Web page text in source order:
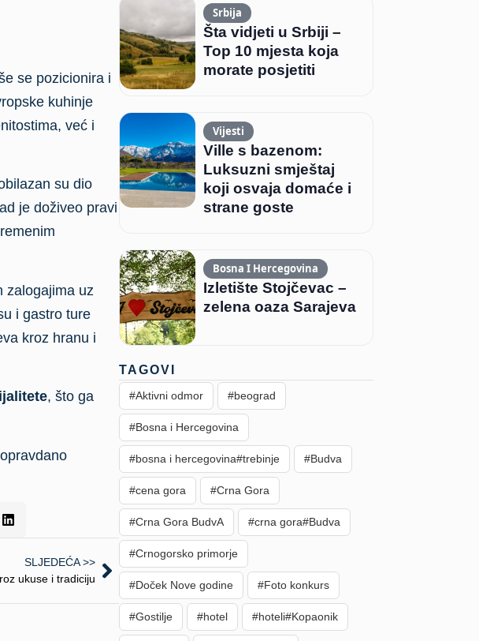
se pozicionira i
kuhinje
već i
su dio
je doživeo pravi
zalogajima uz
i gastro ture
kroz hranu i
, što ga
SLJEDEĆA >>
ukuse i tradiciju
Srbija
Šta vidjeti u Srbiji –
Top 10 mjesta koja
morate posjetiti
Vijesti
Ville s bazenom:
Luksuzni smještaj
koji osvaja domaće i
strane goste
Bosna I Hercegovina
Izletište Stojčevac –
zelena oaza Sarajeva
TAGOVI
#Aktivni odmor #beograd
#Bosna i Hercegovina
#bosna i hercegovina#trebinje #Budva
#cena gora #Crna Gora
#Crna Gora BudvA #crna gora#Budva
#Crnogorsko primorje
#Doček Nove godine #Foto konkurs
#Gostilje #hotel #hoteli#Kopaonik